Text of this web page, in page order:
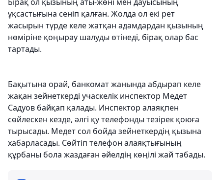
ұқсастығына сеніп қалған. Жолда ол екі рет
жасырын түрде келе жатқан адамдардан қызының
нөміріне қоңырау шалуды өтінеді, бірақ олар бас
тартады.
Бақытына орай, банкомат жанында абдырап келе
жақан зейнеткерді учаскелік инспектор Медет
Садуов байқап қалады. Инспектор алаяқпен
сөйлескен кезде, әлгі қу телефонды тезірек қоюға
тырысады. Медет сол бойда зейнеткердің қызына
хабарласады. Сөйтіп телефон алаяқтығының
құрбаны бола жаздаған әйелдің көңілі жай табады.